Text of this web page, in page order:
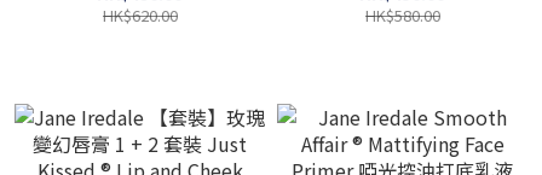
HK$620.00
SPF30
HK$580.00